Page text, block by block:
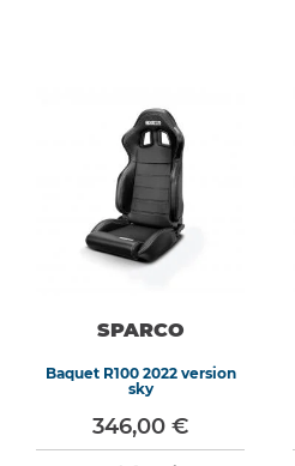
SPARCO
Baquet R100 2022 version
sky
346,00 €